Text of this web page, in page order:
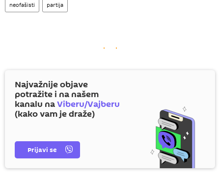
neofašisti partija
Najvažnije objave
potražite i na našem
kanalu naViberu/Vajberu
(kako vam je draže)
Prijavi se